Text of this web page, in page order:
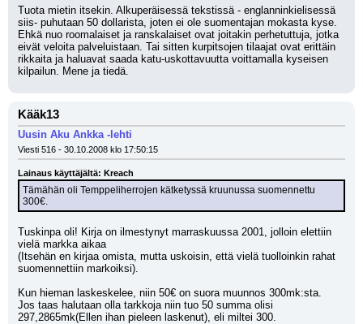
Tuota mietin itsekin. Alkuperäisessä tekstissä - englanninkielisessä
siis- puhutaan 50 dollarista, joten ei ole suomentajan mokasta kyse.
Ehkä nuo roomalaiset ja ranskalaiset ovat joitakin perhetuttuja, jotka
eivät veloita palveluistaan. Tai sitten kurpitsojen tilaajat ovat erittäin
rikkaita ja haluavat saada katu-uskottavuutta voittamalla kyseisen
kilpailun. Mene ja tiedä.
Kääk13
Uusin Aku Ankka -lehti
Viesti 516 - 30.10.2008 klo 17:50:15
Lainaus käyttäjältä: Kreach
Tämähän oli Temppeliherrojen kätketyssä kruunussa suomennettu
300€.
Tuskinpa oli! Kirja on ilmestynyt marraskuussa 2001, jolloin elettiin
vielä markka aikaa
(Itsehän en kirjaa omista, mutta uskoisin, että vielä tuolloinkin rahat
suomennettiin markoiksi).
Kun hieman laskeskelee, niin 50€ on suora muunnos 300mk:sta.
Jos taas halutaan olla tarkkoja niin tuo 50 summa olisi
297,2865mk(Ellen ihan pieleen laskenut), eli miltei 300.